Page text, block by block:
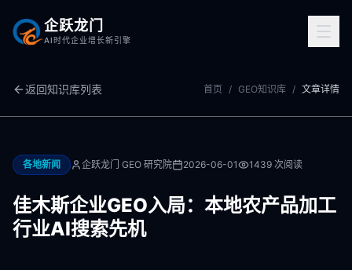
企跃龙门
AI时代企业增长新引擎
返回知识库列表 首页 / GEO知识库 / 文章详情
各地新闻 企跃龙门 GEO 研究院 2026-06-01 1439 次阅读
佳木斯企业GEO入局：本地农产品加工
行业AI搜索先机